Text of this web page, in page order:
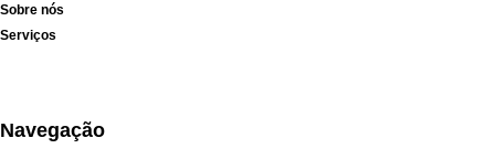
Sobre nós
Serviços
Navegação